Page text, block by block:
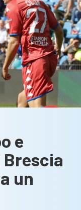
e
Brescia
un